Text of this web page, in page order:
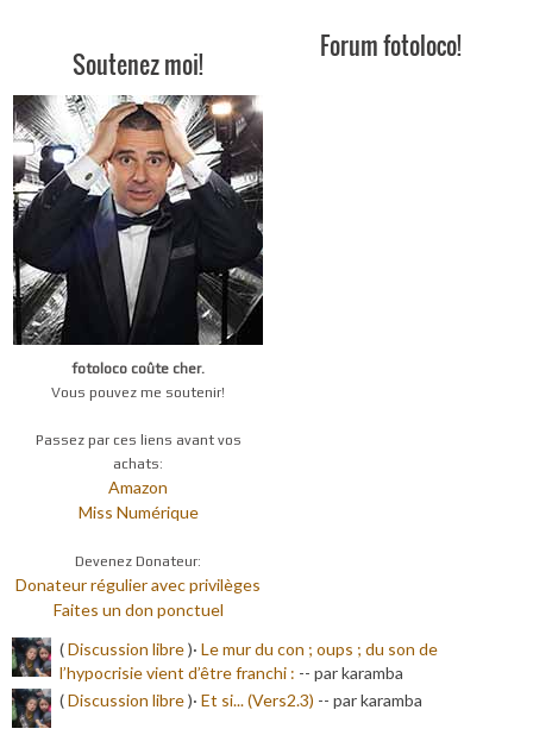
Soutenez moi!
fotoloco coûte cher.
Vous pouvez me soutenir!
Passez par ces liens avant vos
achats:
Amazon
Miss Numérique
Devenez Donateur:
Donateur régulier avec privilèges
Faites un don ponctuel
Forum fotoloco!
(Discussion libre)· Le mur du con ; oups ; du son de
l’hypocrisie vient d’être franchi : -- par karamba
(Discussion libre)· Et si... (Vers2.3) -- par karamba